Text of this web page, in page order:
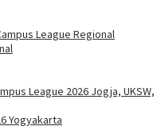
League Regional
League 2026 Jogja, UKSW,